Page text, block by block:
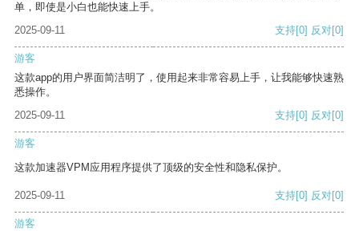
单，即使是小白也能快速上手。
2025-09-11
支持[0] 反对[0]
游客
这款app的用户界面简洁明了，使用起来非常容易上手，让我能够快速熟
悉操作。
2025-09-11
支持[0] 反对[0]
游客
这款加速器VPM应用程序提供了顶级的安全性和隐私保护。
2025-09-11 支持[0] 反对[0]
游客